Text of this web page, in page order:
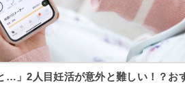
…」2人目妊活が意外と難しい！？お